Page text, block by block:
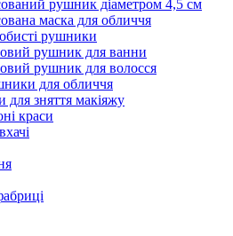
рушник діаметром 4,5 см
маска для обличчя
рушники
рушник для ванни
рушник для волосся
для обличчя
для зняття макіяжу
краси